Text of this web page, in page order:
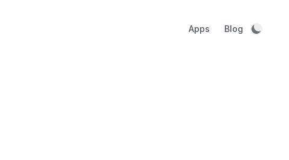
Apps Blog Dark